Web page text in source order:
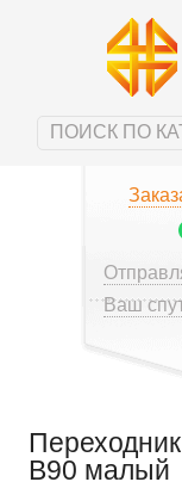
Ваш
B90 малый